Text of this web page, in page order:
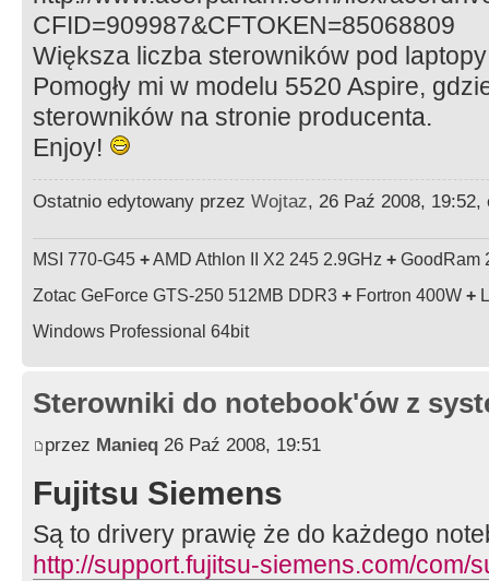
CFID=909987&CFTOKEN=85068809
Większa liczba sterowników pod
Pomogły mi w modelu 5520 Aspire,
sterowników na stronie producenta.
Enjoy!
Ostatnio edytowany przez Wojtaz, 26 Paź 2008,
MSI 770-G45 +AMD Athlon II X2 245 2.9GHz + GoodRam
Zotac GeForce GTS-250 512MB DDR3 + Fortron 400W +
Windows Professional 64bit
Sterowniki do notebook'ów z
przez Manieq 26 Paź 2008, 19:51
Fujitsu Siemens
Są to drivery prawię że do każdego
http://support.fujitsu-siemens.com/com/